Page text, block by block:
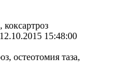
15:48:00
остеотомия таза,